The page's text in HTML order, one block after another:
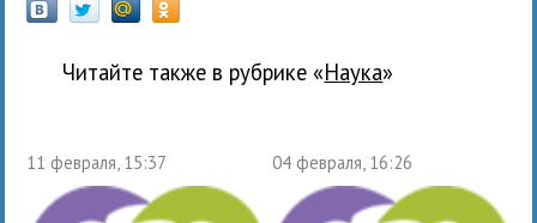
Читайте также в рубрике « наука»
11 февраля, 15:37 04 февраля, 16:26